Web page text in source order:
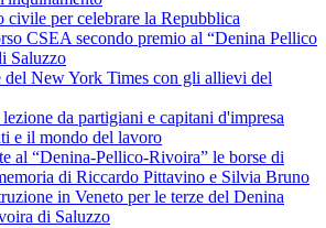
civile per celebrare la Repubblica
CSEA secondo premio al “Denina Pellico
Saluzzo
del New York Times con gli allievi del
da partigiani e capitani d'impresa
e il mondo del lavoro
al “Denina-Pellico-Rivoira” le borse di
di Riccardo Pittavino e Silvia Bruno
in Veneto per le terze del Denina
di Saluzzo